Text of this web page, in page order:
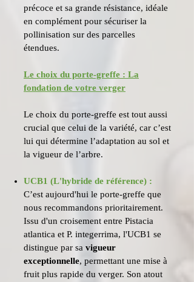
précoce et sa grande résistance, idéale
en complément pour sécuriser la
pollinisation sur des parcelles
étendues.
Le choix du porte-greffe : La
fondation de votre verger
Le choix du porte-greffe est tout aussi
crucial que celui de la variété, car c’est
lui qui détermine l’adaptation au sol et
la vigueur de l’arbre.
UCB1 (L'hybride de référence) :
C’est aujourd'hui le porte-greffe que
nous recommandons prioritairement.
Issu d'un croisement entre Pistacia
atlantica et P. integerrima, l'UCB1 se
distingue par sa vigueur
exceptionnelle, permettant une mise à
fruit plus rapide du verger. Son atout